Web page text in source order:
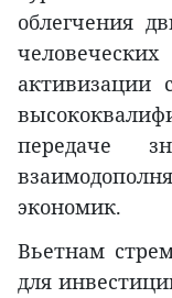
облегчения
активизации
передаче
экономик.
Вьетнам
для